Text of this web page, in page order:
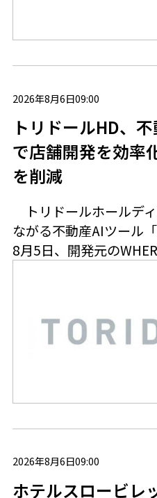
2026年8月6日09:00
トリドールHD、不
で店舗開発を効
を削減
トリドールホールデ
ながる不動産AIツール
8月5日、開発元の
2026年8月6日09:00
ホテルスロービレ